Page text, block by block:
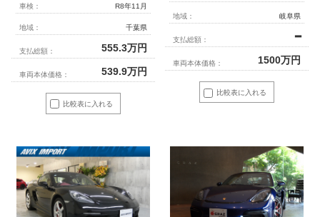
比較表に入れる
車検： R8年11月
地域： 千葉県
支払総額： 555.3万円
車両本体価格： 539.9万円
比較表に入れる
地域： 岐阜県
支払総額： ━
車両本体価格： 1500万円